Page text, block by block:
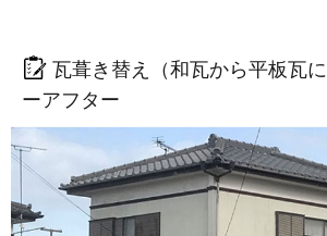
瓦葺き替え（和瓦から平板瓦
ーアフター